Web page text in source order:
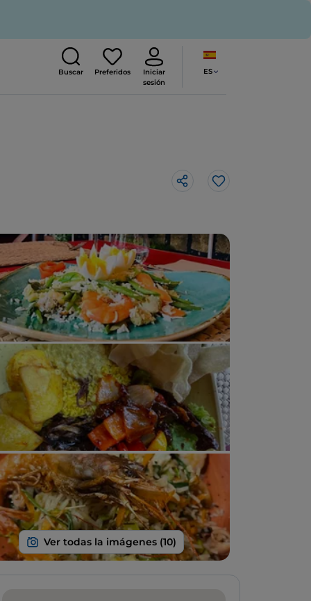
Buscar Preferidos
Iniciar
sesión
ES
Me gusta